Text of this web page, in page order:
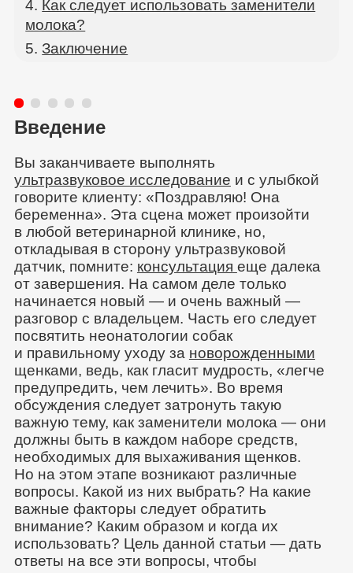
Как следует использовать заменители
молока?
Заключение
Введение
Вы заканчиваете выполнять
ультразвуковое исследование и с улыбкой
говорите клиенту: «Поздравляю! Она
беременна». Эта сцена может произойти
в любой ветеринарной клинике, но,
откладывая в сторону ультразвуковой
датчик, помните: консультация еще далека
от завершения. На самом деле только
начинается новый — и очень важный —
разговор с владельцем. Часть его следует
посвятить неонатологии собак
и правильному уходу за новорожденными
щенками, ведь, как гласит мудрость, «легче
предупредить, чем лечить». Во время
обсуждения следует затронуть такую
важную тему, как заменители молока — они
должны быть в каждом наборе средств,
необходимых для выхаживания щенков.
Но на этом этапе возникают различные
вопросы. Какой из них выбрать? На какие
важные факторы следует обратить
внимание? Каким образом и когда их
использовать? Цель данной статьи — дать
ответы на все эти вопросы, чтобы